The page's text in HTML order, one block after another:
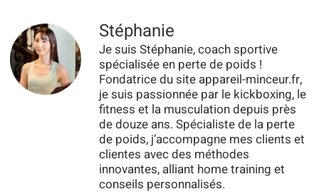
Stéphanie
Je suis Stéphanie, coach sportive
spécialisée en perte de poids !
Fondatrice du site appareil-minceur.fr,
je suis passionnée par le kickboxing, le
fitness et la musculation depuis près
de douze ans. Spécialiste de la perte
de poids, j’accompagne mes clients et
clientes avec des méthodes
innovantes, alliant home training et
conseils personnalisés.